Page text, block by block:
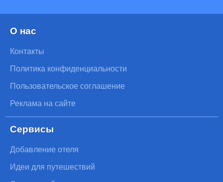
О нас
Контакты
Политика конфиденциальности
Пользовательское соглашение
Реклама на сайте
Сервисы
Добавление отеля
Идеи для путешествий